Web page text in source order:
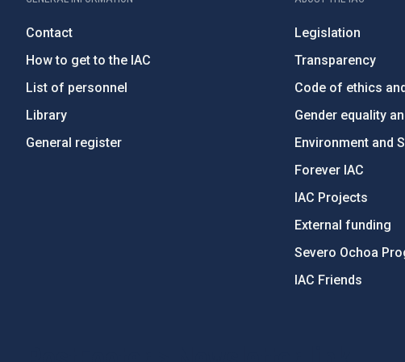
Contact
How to get to the IAC
List of personnel
Library
General register
Legislation
Transparency
Code of ethics
Gender equality
Environment and
Forever IAC
IAC Projects
External funding
Severo Ochoa
IAC Friends